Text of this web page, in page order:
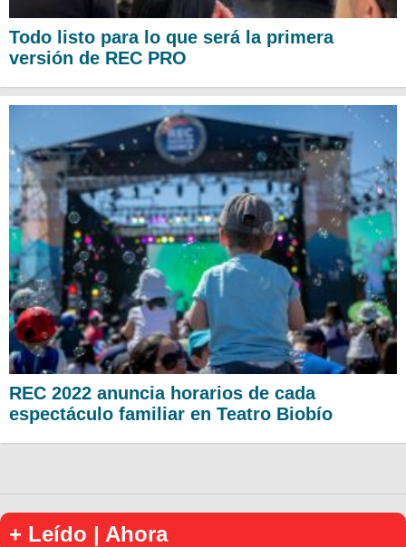
Todo listo para lo que será la primera
versión de REC PRO
REC 2022 anuncia horarios de cada
espectáculo familiar en Teatro Biobío
+ Leído | Ahora